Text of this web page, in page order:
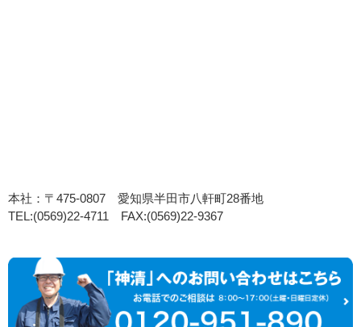
本社：〒475-0807 愛知県半田市八軒町28番地
TEL:(0569)22-4711 FAX:(0569)22-9367